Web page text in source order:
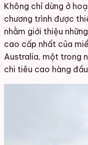
Không chỉ dừng ở
chương trình được
nhằm giới thiệu
cao cấp nhất của
Australia, một trong
chi tiêu cao hàng